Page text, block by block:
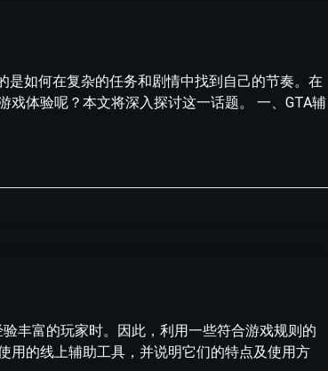
如何在复杂的任务和剧情中找到自己的节奏。在
体验呢？本文将深入探讨这一话题。 一、GTA辅
丰富的玩家时。因此，利用一些符合游戏规则的
用的线上辅助工具，并说明它们的特点及使用方